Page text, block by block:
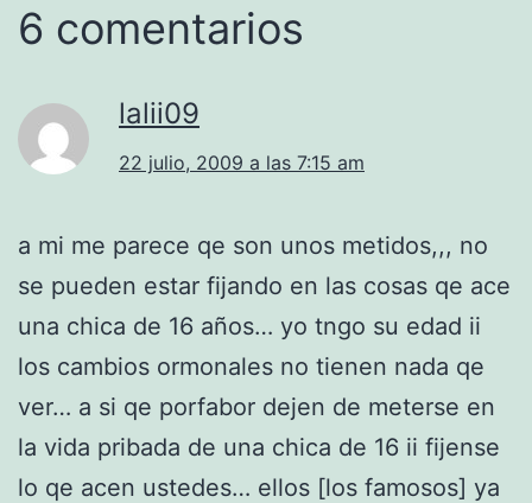
6 comentarios
lalii09
22 julio, 2009 a las 7:15 am
a mi me parece qe son unos metidos,,, no
se pueden estar fijando en las cosas qe ace
una chica de 16 años… yo tngo su edad ii
los cambios ormonales no tienen nada qe
ver… a si qe porfabor dejen de meterse en
la vida pribada de una chica de 16 ii fijense
lo qe acen ustedes… ellos [los famosos] ya